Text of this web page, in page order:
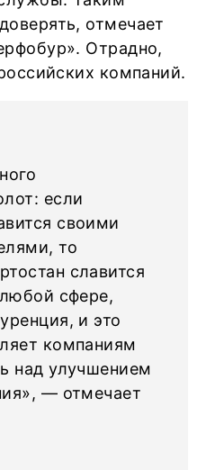
отмечает
Отрадно,
компаний.
если
своими
то
славится
сфере,
и это
компаниям
над улучшением
— отмечает